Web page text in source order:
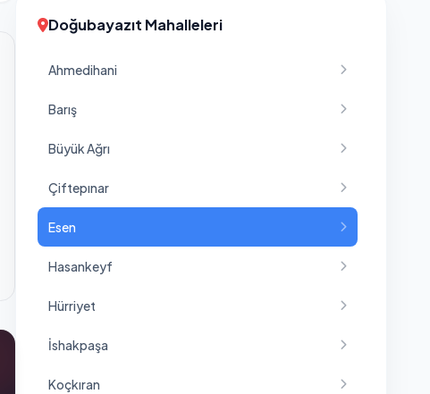
Doğubayazıt Mahalleleri
Ahmedihani
Barış
Büyük Ağrı
Çiftepınar
Esen
Hasankeyf
Hürriyet
İshakpaşa
Koçkıran